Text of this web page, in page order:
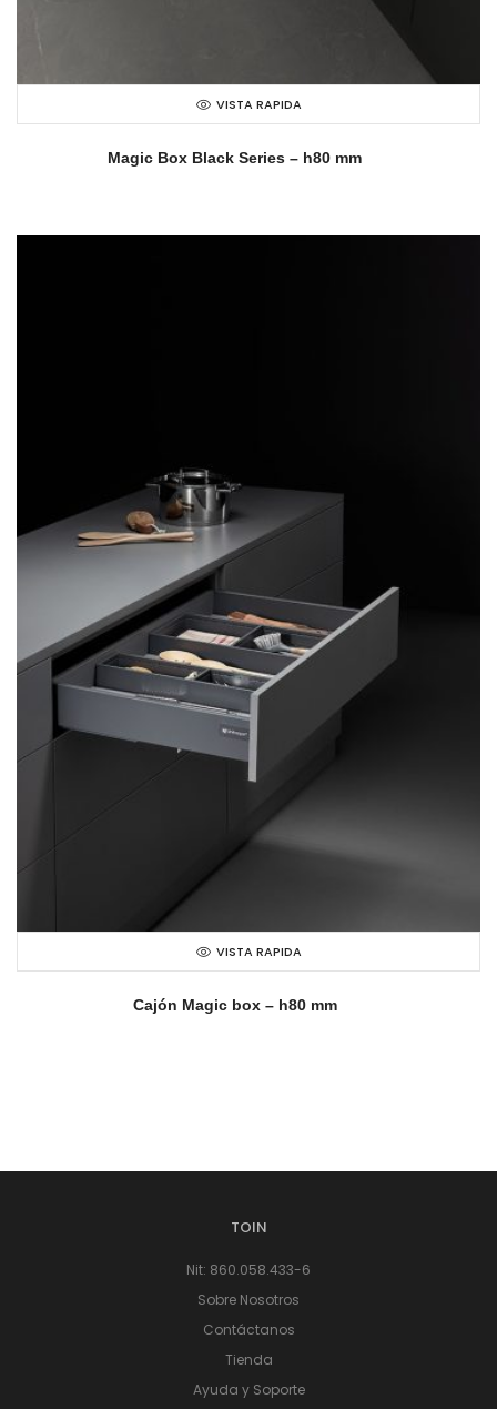
VISTA RAPIDA
Magic Box Black Series – h80 mm
VISTA RAPIDA
Cajón Magic box – h80 mm
TOIN
Nit: 860.058.433-6
Sobre Nosotros
Contáctanos
Tienda
Ayuda y Soporte